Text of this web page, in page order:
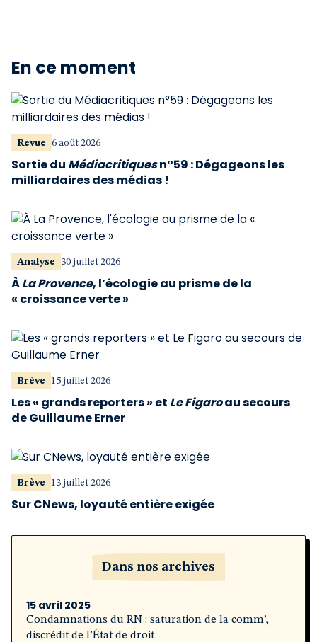
En ce moment
Revue 6 août 2026
Sortie du Médiacritiquesn°59 : Dégageons les
milliardaires des médias !
Analyse 30 juillet 2026
ÀLa Provence, l’écologie au prisme de la
« croissance verte »
Brève 15 juillet 2026
Les « grands reporters » et Le Figaroau secours
de Guillaume Erner
Brève 13 juillet 2026
Sur CNews, loyauté entière exigée
Dans nos archives
15 avril 2025
Condamnations du RN : saturation de la comm’,
discrédit de l’État de droit